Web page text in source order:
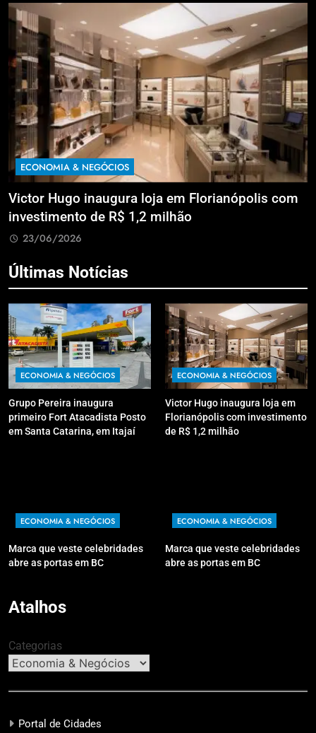
ECONOMIA & NEGÓCIOS
Hugo inaugura loja em Florianópolis com
de R$ 1,2 milhão
23/06/2026
Últimas Notícias
ECONOMIA & NEGÓCIOS
Grupo Pereira inaugura
primeiro Fort Atacadista Posto
em Santa Catarina, em Itajaí
ECONOMIA & NEGÓCIOS
Victor Hugo inaugura loja em
Florianópolis com investimento
de R$ 1,2 milhão
ECONOMIA & NEGÓCIOS
Marca que veste celebridades
abre as portas em BC
ECONOMIA & NEGÓCIOS
Marca que veste celebridades
abre as portas em BC
Atalhos
Categorias
Portal de Cidades